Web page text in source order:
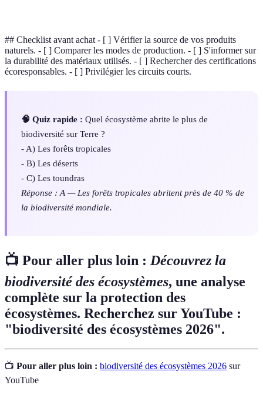
## Checklist avant achat - [ ] Vérifier la source de vos produits
naturels. - [ ] Comparer les modes de production. - [ ] S'informer sur
la durabilité des matériaux utilisés. - [ ] Rechercher des certifications
écoresponsables. - [ ] Privilégier les circuits courts.
🧠 Quiz rapide : Quel écosystème abrite le plus de
biodiversité sur Terre ?
- A) Les forêts tropicales
- B) Les déserts
- C) Les toundras
Réponse : A — Les forêts tropicales abritent près de 40 % de
la biodiversité mondiale.
📺 Pour aller plus loin : Découvrez la
biodiversité des écosystèmes, une analyse
complète sur la protection des
écosystèmes. Recherchez sur YouTube :
"biodiversité des écosystèmes 2026".
📺 Pour aller plus loin : biodiversité des écosystèmes 2026 sur
YouTube